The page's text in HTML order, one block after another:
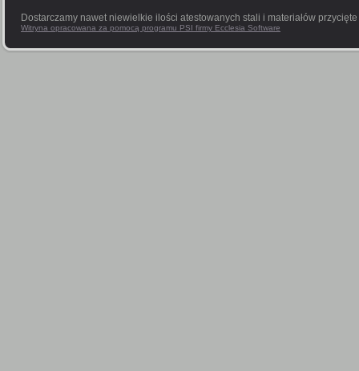
Dostarczamy nawet niewielkie ilości atestowanych stali i materiałów
Witryna opracowana za pomocą programu PSI firmy Ecclesia Software